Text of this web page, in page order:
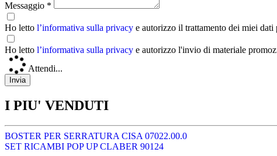
Messaggio *
Ho letto l’informativa sulla privacy e autorizzo il trattamento dei miei
Ho letto l’informativa sulla privacy e autorizzo l'invio di materiale
Attendi...
I PIU' VENDUTI
BOSTER PER SERRATURA CISA 07022.00.0
SET RICAMBI POP UP CLABER 90124